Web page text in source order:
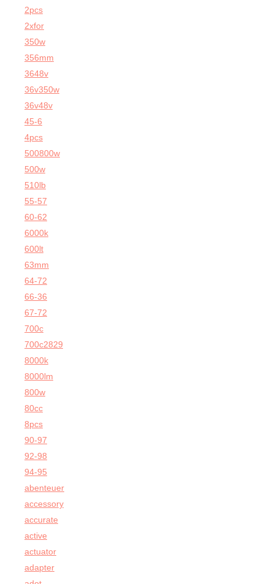
2pcs
2xfor
350w
356mm
3648v
36v350w
36v48v
45-6
4pcs
500800w
500w
510lb
55-57
60-62
6000k
600lt
63mm
64-72
66-36
67-72
700c
700c2829
8000k
8000lm
800w
80cc
8pcs
90-97
92-98
94-95
abenteuer
accessory
accurate
active
actuator
adapter